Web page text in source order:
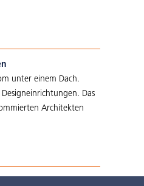
unter einem Dach.
Das
Architekten